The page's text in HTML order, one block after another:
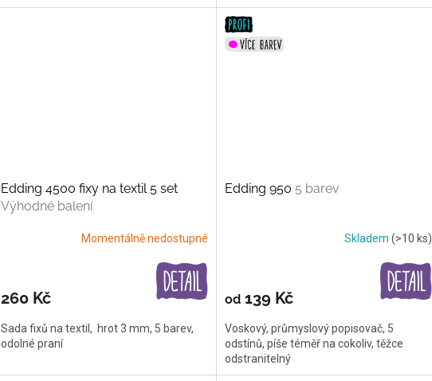
Edding 4500 fixy na textil 5 set
Výhodné balení
Momentálně nedostupné
260 Kč
Sada fixů na textil, hrot 3 mm, 5 barev,
odolné praní
Edding 950 5 barev
Skladem (>10 ks)
od139 Kč
Voskový, průmyslový popisovač, 5
odstínů, píše téměř na cokoliv, těžce
odstranitelný